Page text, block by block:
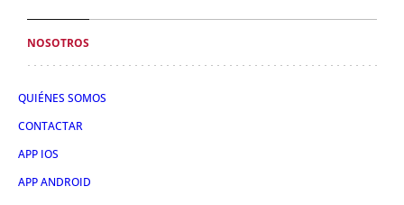
NOSOTROS
QUIÉNES SOMOS
CONTACTAR
APP IOS
APP ANDROID